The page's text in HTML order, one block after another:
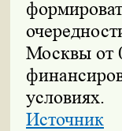
Москвы от
условиях.
Источник